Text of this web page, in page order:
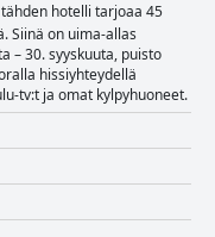
hotelli tarjoaa 45
Siinä on uima-allas
– 30. syyskuuta, puisto
hissiyhteydellä
tv:t ja omat kylpyhuoneet.